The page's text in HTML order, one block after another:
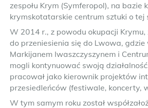
zespołu Krym (Symferopol), na bazie
krymskotatarskie centrum sztuki o tej
W 2014 r., z powodu okupacji Krymu,
do przeniesienia się do Lwowa, gdzie
Markijanem Iwaszczyszynem i
mogli kontynuować swoją
pracował jako kierownik projektów
przesiedleńców (festiwale, koncerty,
W tym samym roku został